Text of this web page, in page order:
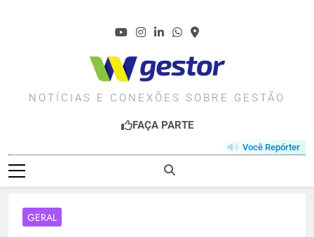
WGESTOR.COM.BR
NOTÍCIAS E CONEXÕES SOBRE GESTÃO
FAÇA PARTE
Você Repórter
GERAL